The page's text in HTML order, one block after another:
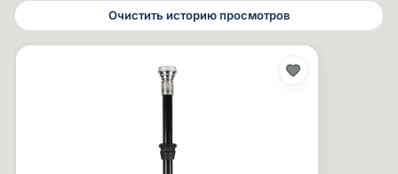
Очистить историю просмотров